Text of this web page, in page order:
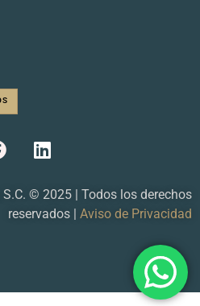
L
i
k
e
S.C. © 2025 | Todos los derechos
reservados | Aviso de Privacidad